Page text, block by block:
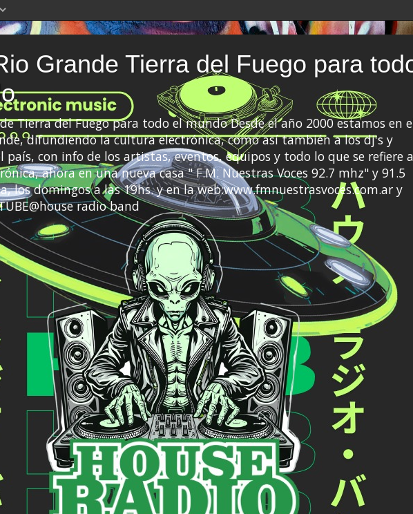
Grande Tierra del Fuego para
Tierra del Fuego para todo el mundo Desde el año 2000 estamos en
difundiendo la cultura electrónica, como así también a los dj's y
país, con info de los artistas, eventos, equipos y todo lo que se refiere a
ahora en una nueva casa " F.M. Nuestras Voces 92.7 mhz" y 91.5
los domingos a las 19hs. y en la web:www.fmnuestrasvoces.com.ar y
radio band